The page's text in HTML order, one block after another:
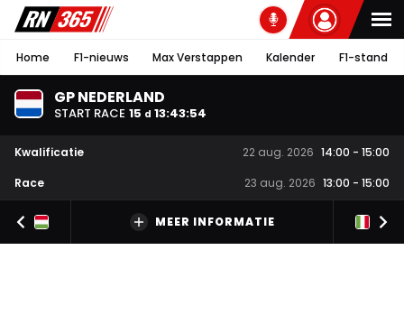
Home F1-nieuws Max Verstappen Kalender F1-stand
GP NEDERLAND
START RACE 15 d 13:43:53
Kwalificatie 22 aug. 2026 14:00 - 15:00
Race
23 aug. 2026 13:00 - 15:00
MEER INFORMATIE